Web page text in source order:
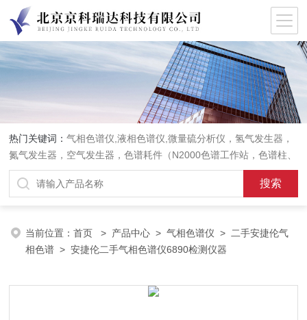
热门关键词：气相色谱仪,液相色谱仪,微量硫分析仪，氢气发生器，
氮气发生器，空气发生器，色谱耗件（N2000色谱工作站，色谱柱、
阀件、进样器、色谱担体），顶空进样器，热解析仪，紫外分光光度
计，原子吸收分光光度计，傅立叶红外光谱仪，分析天平等常规实验
当前位置：首页 > 产品中心 >气相色谱仪 > 二手安捷伦气
相色谱 > 安捷伦二手气相色谱仪6890检测仪器